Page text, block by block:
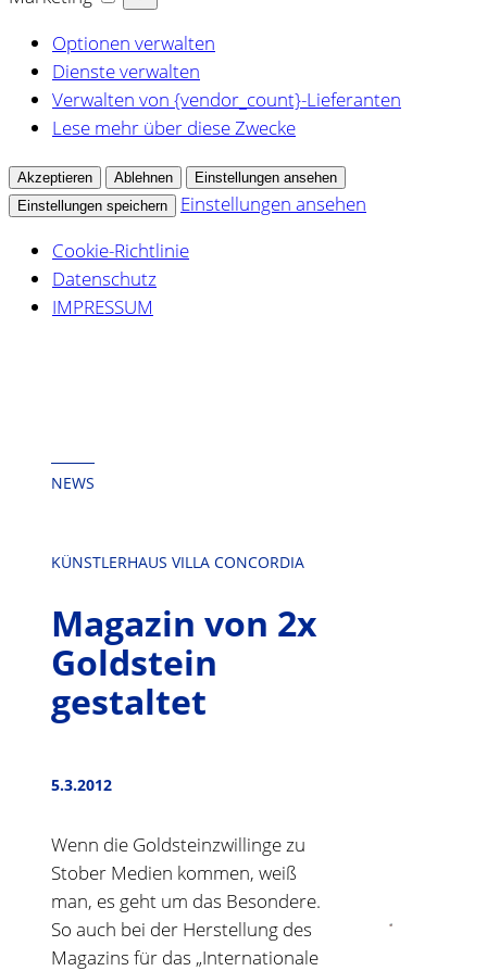
Optionen verwalten
Dienste verwalten
Verwalten von {vendor_count}-Lieferanten
Lese mehr über diese Zwecke
Akzeptieren Ablehnen
Einstellungen ansehen
Einstellungen speichern
Einstellungen ansehen
Cookie-Richtlinie
Datenschutz
IMPRESSUM
NEWS
KÜNSTLERHAUS VILLA CONCORDIA
Magazin von 2x
Goldstein
gestaltet
5.3.2012
Wenn die Goldsteinzwillinge zu
Stober Medien kommen, weiß
man, es geht um das Besondere.
So auch bei der Herstellung des
Magazins für das „Internationale